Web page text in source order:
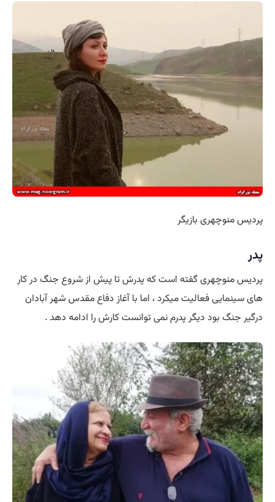
پردیس منوچهری بازیگر
پدر
پردیس منوچهری گفته است که پدرش تا پیش از شروع جنگ در کار
های سینمایی فعالیت میکرد ، اما با آغاز دفاع مقدس شهر آبادان
درگیر جنگ بود دیگر پدرم نمی توانست کارش را ادامه دهد .